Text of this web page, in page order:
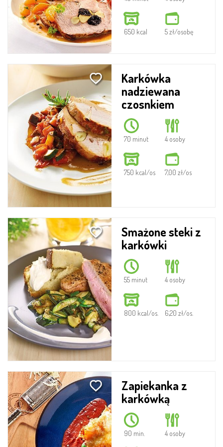
650 kcal 5 zł/osobę
Karkówka
nadziewana
czosnkiem
70 minut 4 osoby
750 kcal/os 7,00 zł/os
Smażone steki z
karkówki
55 minut 4 osoby
800 kcal/os. 6,20 zł/os.
Zapiekanka z
karkówką
90 min. 4 osoby